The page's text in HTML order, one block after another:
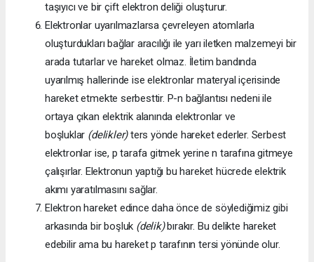
taşıyıcı ve bir çift elektron deliği oluşturur.
Elektronlar uyarılmazlarsa çevreleyen atomlarla
oluşturdukları bağlar aracılığı ile yarı iletken malzemeyi bir
arada tutarlar ve hareket olmaz. İletim bandında
uyarılmış hallerinde ise elektronlar materyal içerisinde
hareket etmekte serbesttir. P-n bağlantısı nedeni ile
ortaya çıkan elektrik alanında elektronlar ve
boşluklar (delikler)ters yönde hareket ederler. Serbest
elektronlar ise, p tarafa gitmek yerine n tarafına gitmeye
çalışırlar. Elektronun yaptığı bu hareket hücrede elektrik
akımı yaratılmasını sağlar.
Elektron hareket edince daha önce de söylediğimiz gibi
arkasında bir boşluk (delik)bırakır. Bu delikte hareket
edebilir ama bu hareket p tarafının tersi yönünde olur.